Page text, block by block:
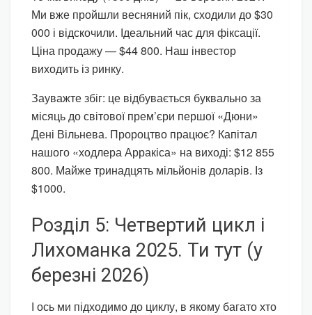
Ми вже пройшли весняний пік, сходили до $30
000 і відскочили. Ідеальний час для фіксації.
Ціна продажу — $44 800. Наш інвестор
виходить із ринку.
Зауважте збіг: це відбувається буквально за
місяць до світової прем’єри першої «Дюни»
Дені Вільнева. Пророцтво працює? Капітал
нашого «ходлера Арракіса» на виході: $12 855
800. Майже тринадцять мільйонів доларів. Із
$1000.
Розділ 5: Четвертий цикл і
Лихоманка 2025. Ти тут (у
березні 2026)
І ось ми підходимо до циклу, в якому багато хто